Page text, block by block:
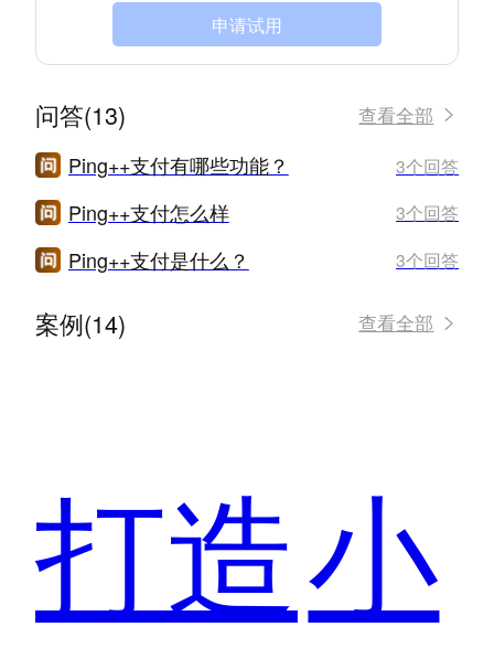
申请试用
问答(13) 查看全部
Ping++支付有哪些功能？ 3个回答
Ping++支付怎么样 3个回答
Ping++支付是什么？ 3个回答
案例(14) 查看全部
打造小